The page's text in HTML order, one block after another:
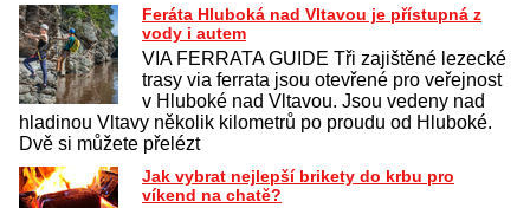
Feráta Hluboká nad Vltavou je přístupná z
vody i autem
VIA FERRATA GUIDE Tři zajištěné lezecké
trasy via ferrata jsou otevřené pro veřejnost
v Hluboké nad Vltavou. Jsou vedeny nad
hladinou Vltavy několik kilometrů po proudu od Hluboké.
Dvě si můžete přelézt
Jak vybrat nejlepší brikety do krbu pro
víkend na chatě?